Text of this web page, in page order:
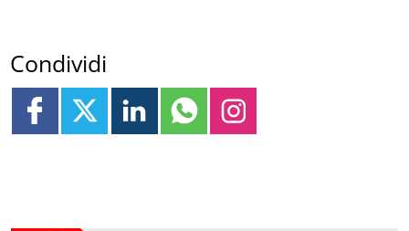
Condividi